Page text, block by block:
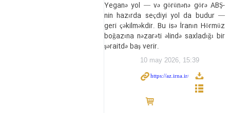
Yeganə yol — və görünənə görə ABŞ-
nin hazırda seçdiyi yol da budur —
geri çəkilməkdir. Bu isə İranın Hörmüz
boğazına nəzarəti əlində saxladığı bir
şəraitdə baş verir.
10 may 2026, 15:39